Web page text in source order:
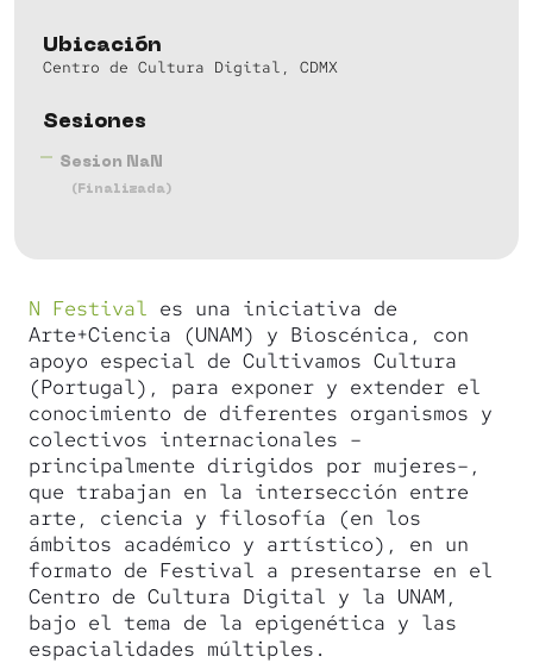
Ubicación
Centro de Cultura Digital, CDMX
Sesiones
Sesion NaN
(Finalizada)
N Festival es una iniciativa de
Arte+Ciencia (UNAM) y Bioscénica, con
apoyo especial de Cultivamos Cultura
(Portugal), para exponer y extender el
conocimiento de diferentes organismos y
colectivos internacionales –
principalmente dirigidos por mujeres–,
que trabajan en la intersección entre
arte, ciencia y filosofía (en los
ámbitos académico y artístico), en un
formato de Festival a presentarse en el
Centro de Cultura Digital y la UNAM,
bajo el tema de la epigenética y las
espacialidades múltiples.